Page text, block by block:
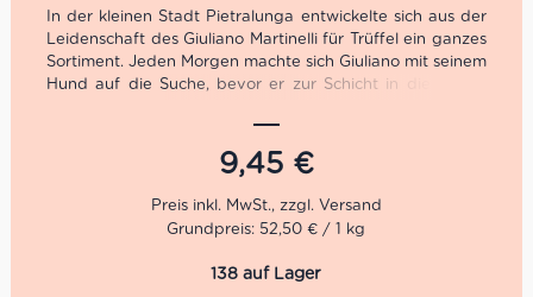
In der kleinen Stadt Pietralunga entwickelte sich aus der
Leidenschaft des Giuliano Martinelli für Trüffel ein ganzes
Sortiment. Jeden Morgen machte sich Giuliano mit seinem
Hund auf die Suche, bevor er zur Schicht in die Fabrik
bekam auf Trüffel Messen die gebührende
Aufmerksamkeit. 2001 öffneten schließlich die Pforten
Die Trüffel Sauce von Giuliano Tartufi ist eine herrliche
Mischung aus Champignons, schwarzen Oliven sowie
Sommer Trüffel. Geschmacklich komplimentieren die drei
sich wunderbar. Das Trüffel Aroma entfaltet sich nicht
9,45 €
Grundpreis: 52,50 € / 1 kg
138 auf Lager